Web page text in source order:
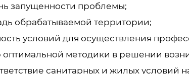
запущенности проблемы;
обрабатываемой территории;
условий для осуществления
оптимальной методики в решении
санитарных и жилых условий